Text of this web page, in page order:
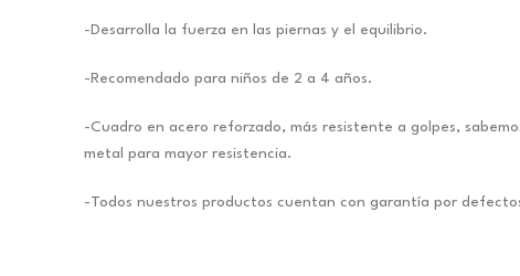
-Desarrolla la fuerza en las piernas y el equilibrio.
-Recomendado para niños de 2 a 4 años.
-Cuadro en acero reforzado, más resistente a golpes,
metal para mayor resistencia.
-Todos nuestros productos cuentan con garantía por